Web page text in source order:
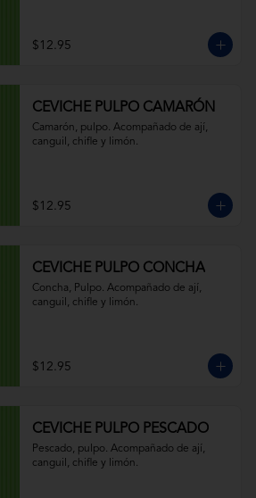
$12.95
CEVICHE PULPO CAMARÓN
Camarón, pulpo. Acompañado de ají,
canguil, chifle y limón.
$12.95
CEVICHE PULPO CONCHA
Concha, Pulpo. Acompañado de ají,
canguil, chifle y limón.
$12.95
CEVICHE PULPO PESCADO
Pescado, pulpo. Acompañado de ají,
canguil, chifle y limón.